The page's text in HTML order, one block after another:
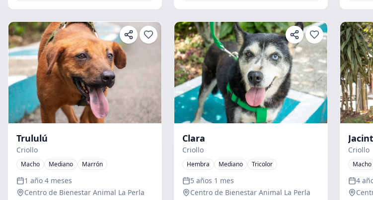
Trululú
Criollo
Macho Mediano Marrón
1 año 4 meses
Centro de Bienestar Animal La Perla
Clara
Criollo
Hembra Mediano Tricolor
5 años 1 mes
Centro de Bienestar Animal La Perla
Criollo
Macho
4